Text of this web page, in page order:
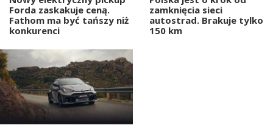
Forda zaskakuje ceną.
Fathom ma być tańszy niż
konkurenci
zamknięcia sieci
autostrad. Brakuje tylko
150 km